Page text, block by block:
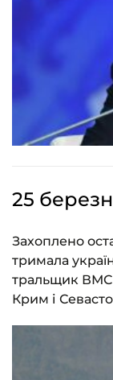
25
Захоплено
тримала
тральщик ВМС
Крим і